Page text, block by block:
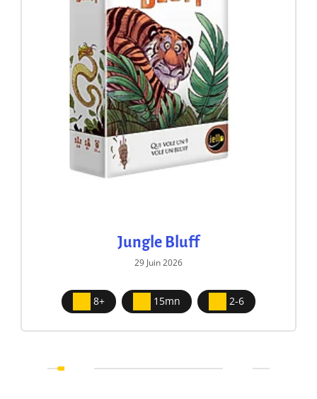
Jungle Bluff
29 Juin 2026
8+ 15mn 2-6